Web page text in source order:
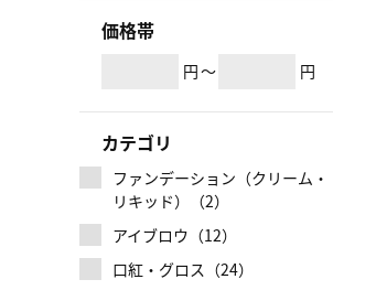
価格帯
円～ 円
カテゴリ
ファンデーション（クリーム・
リキッド）（2）
アイブロウ（12）
口紅・グロス（24）